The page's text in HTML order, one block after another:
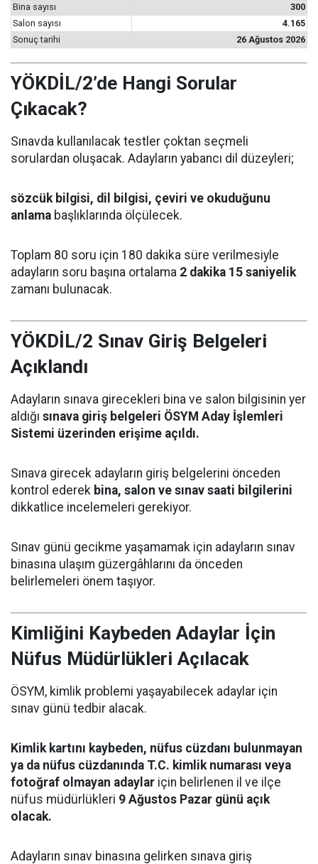
Bina sayısı
300
Salon sayısı
4.165
Sonuç tarihi
26 Ağustos 2026
YÖKDİL/2’de Hangi Sorular
Çıkacak?
Sınavda kullanılacak testler çoktan seçmeli
sorulardan oluşacak. Adayların yabancı dil düzeyleri;
sözcük bilgisi, dil bilgisi, çeviri ve okuduğunu
anlama başlıklarında ölçülecek.
Toplam 80 soru için 180 dakika süre verilmesiyle
adayların soru başına ortalama 2 dakika 15 saniyelik
zamanı bulunacak.
YÖKDİL/2 Sınav Giriş Belgeleri
Açıklandı
Adayların sınava girecekleri bina ve salon bilgisinin yer
aldığı sınava giriş belgeleri ÖSYM Aday İşlemleri
Sistemi üzerinden erişime açıldı.
Sınava girecek adayların giriş belgelerini önceden
kontrol ederek bina, salon ve sınav saati bilgilerini
dikkatlice incelemeleri gerekiyor.
Sınav günü gecikme yaşamamak için adayların sınav
binasına ulaşım güzergâhlarını da önceden
belirlemeleri önem taşıyor.
Kimliğini Kaybeden Adaylar İçin
Nüfus Müdürlükleri Açılacak
ÖSYM, kimlik problemi yaşayabilecek adaylar için
sınav günü tedbir alacak.
Kimlik kartını kaybeden, nüfus cüzdanı bulunmayan
ya da nüfus cüzdanında T.C. kimlik numarası veya
fotoğraf olmayan adaylar için belirlenen il ve ilçe
nüfus müdürlükleri 9 Ağustos Pazar günü açık
olacak.
Adayların sınav binasına gelirken sınava giriş